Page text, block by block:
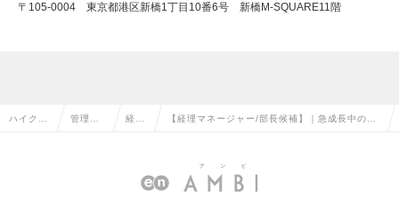
〒105-0004 東京都港区新橋1丁目10番6号 新橋M-SQUARE11階
ハイクラ 管理部 経理 【経理マネージャー/部長候補】｜急成長中のミ
求人情報